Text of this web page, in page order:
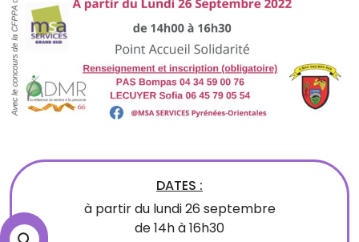
DATES :
à partir du lundi 26 septembre
de 14h à 16h30